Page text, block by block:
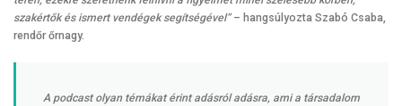
szakértők és ismert vendégek segítségével”– hangsúlyozta Szabó Csaba,
rendőr őrnagy.
A podcast olyan témákat érint adásról adásra, ami a társadalom